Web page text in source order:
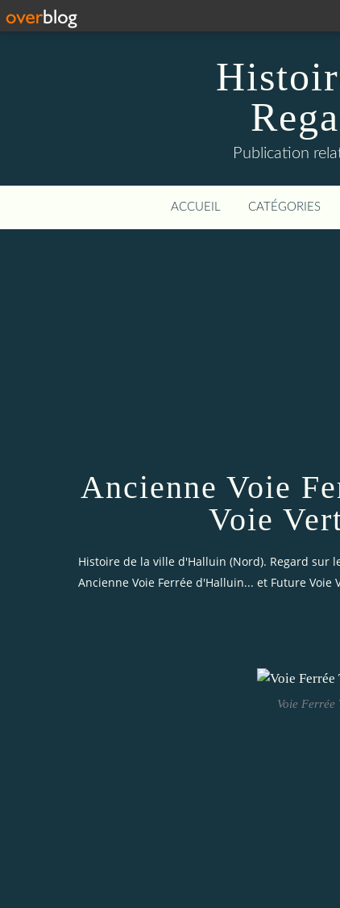
Publication
ACCUEIL CATÉGORIES
Ancienne Voie
Voie
Histoire de la ville d'Halluin (Nord). Regard sur
Ancienne Voie Ferrée d'Halluin... et Future Voie
Voie